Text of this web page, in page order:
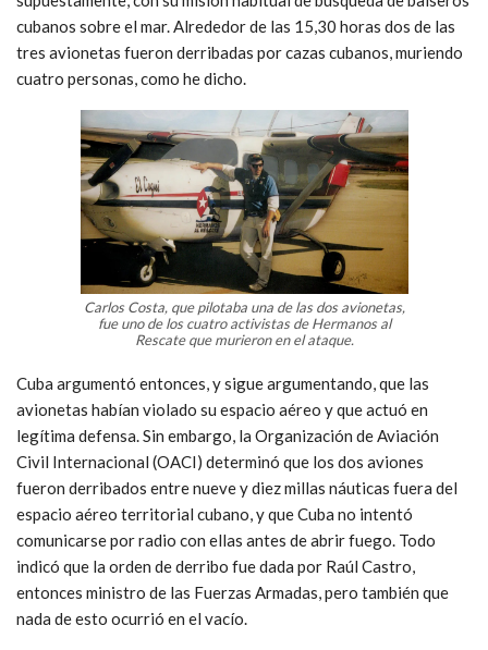
cubanos sobre el mar. Alrededor de las 15,30 horas dos de las
tres avionetas fueron derribadas por cazas cubanos, muriendo
cuatro personas, como he dicho.
Carlos Costa, que pilotaba una de las dos avionetas,
fue uno de los cuatro activistas de Hermanos al
Rescate que murieron en el ataque.
Cuba argumentó entonces, y sigue argumentando, que las
avionetas habían violado su espacio aéreo y que actuó en
legítima defensa. Sin embargo, la Organización de Aviación
Civil Internacional (OACI) determinó que los dos aviones
fueron derribados entre nueve y diez millas náuticas fuera del
espacio aéreo territorial cubano, y que Cuba no intentó
comunicarse por radio con ellas antes de abrir fuego. Todo
indicó que la orden de derribo fue dada por Raúl Castro,
entonces ministro de las Fuerzas Armadas, pero también que
nada de esto ocurrió en el vacío.